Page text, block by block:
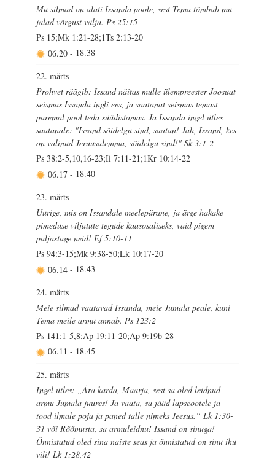
Mu silmad on alati Issanda poole, sest Tema tõmbab mu
jalad võrgust välja. Ps 25:15
Ps 15;Mk 1:21-28;1Ts 2:13-20
06.20 - 18.38
22. märts
Prohvet räägib: Issand näitas mulle ülempreester Joosuat
seismas Issanda ingli ees, ja saatanat seismas temast
paremal pool teda süüdistamas. Ja Issanda ingel ütles
saatanale: "Issand sõidelgu sind, saatan! Jah, Issand, kes
on valinud Jeruusalemma, sõidelgu sind!" Sk 3:1-2
Ps 38:2-5,10,16-23;Ii 7:11-21;1Kr 10:14-22
06.17 - 18.40
23. märts
Uurige, mis on Issandale meelepärane, ja ärge hakake
pimeduse viljatute tegude kaasosaliseks, vaid pigem
paljastage neid! Ef 5:10-11
Ps 94:3-15;Mk 9:38-50;Lk 10:17-20
06.14 - 18.43
24. märts
Meie silmad vaatavad Issanda, meie Jumala peale, kuni
Tema meile armu annab. Ps 123:2
Ps 141:1-5,8;Ap 19:11-20;Ap 9:19b-28
06.11 - 18.45
25. märts
Ingel ütles: „Ära karda, Maarja, sest sa oled leidnud
armu Jumala juures! Ja vaata, sa jääd lapseootele ja
tood ilmale poja ja paned talle nimeks Jeesus.“ Lk 1:30-
31 või Rõõmusta, sa armuleidnu! Issand on sinuga!
Õnnistatud oled sina naiste seas ja õnnistatud on sinu ihu
vili! Lk 1:28,42